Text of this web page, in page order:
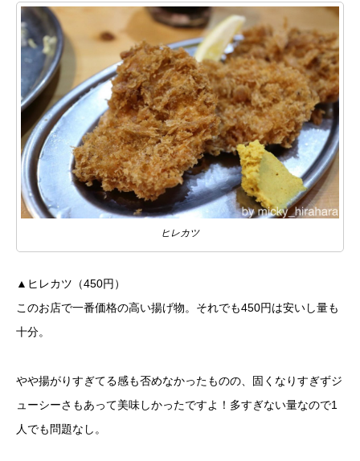
ヒレカツ
▲ヒレカツ（450円）
このお店で一番価格の高い揚げ物。それでも450円は安いし量も
十分。
やや揚がりすぎてる感も否めなかったものの、固くなりすぎずジ
ューシーさもあって美味しかったですよ！多すぎない量なので1
人でも問題なし。